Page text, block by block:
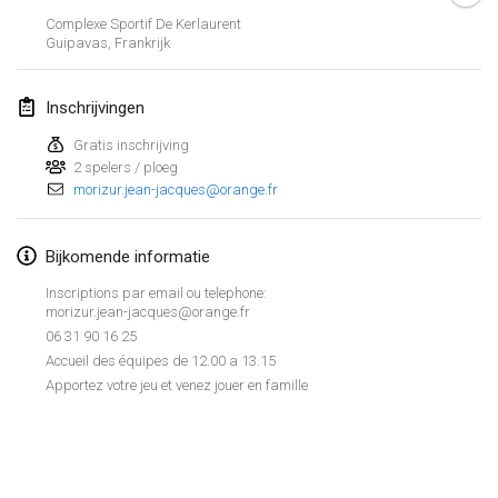
Complexe Sportif De Kerlaurent
Guipavas Frankrijk
Inschrijvingen
Gratis inschrijving
2 spelers / ploeg
morizur.jean-jacques@orange.fr
Bijkomende informatie
Inscriptions par email ou telephone:
morizur.jean-jacques@orange.fr
06 31 90 16 25
Accueil des équipes de 12.00 a 13.15
Apportez votre jeu et venez jouer en famille
Kotka Mölkky Open Indoor
2 feb. 2019|Finland
Lumi Mölkky
9 feb. 2019|Finland
9 feb. 2019 |Frankrijk
OTH
16 feb. 2019 |Finland